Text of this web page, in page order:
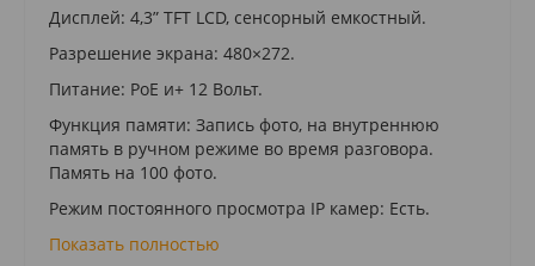
Дисплей: 4,3” TFT LCD, сенсорный емкостный.
Разрешение экрана: 480×272.
Питание: PoE и+ 12 Вольт.
Функция памяти: Запись фото, на внутреннюю
память в ручном режиме во время разговора.
Память на 100 фото.
Режим постоянного просмотра IP камер: Есть.
Показать полностью